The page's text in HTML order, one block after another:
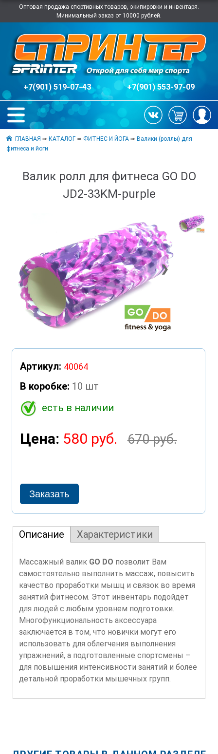
Оптовая продажа спортивных товаров, экипировки и инвентаря.
Минимальный заказ от 10000 рублей.
+7(901) 519-07-43 +7(901) 553-97-09
ГЛАВНАЯ ➠КАТАЛОГ ➠ ФИТНЕС И ЙОГА ➠Валики (роллы) для
фитнеса и йоги
Валик ролл для фитнеса GO DO
JD2-33KM-purple
❮ ❯
Артикул: 40064
В коробке: 10 шт
есть в наличии
Цена: 580 руб. 670 руб.
Описание Характеристики
Массажный валик GO DO позволит Вам
самостоятельно выполнить массаж, повысить
качество проработки мышц и связок во время
занятий фитнесом. Этот инвентарь подойдёт
для людей с любым уровнем подготовки.
Многофункциональность аксессуара
заключается в том, что новички могут его
использовать для облегчения выполнения
упражнений, а подготовленные спортсмены –
для повышения интенсивности занятий и более
детальной проработки мышечных групп.